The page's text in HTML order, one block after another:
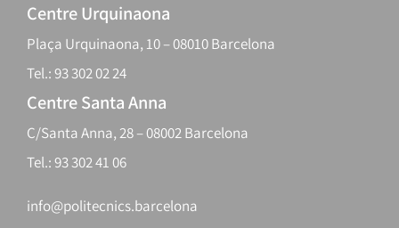
Centre Urquinaona
Plaça Urquinaona, 10 – 08010 Barcelona
Tel.: 93 302 02 24
Centre Santa Anna
C/Santa Anna, 28 – 08002 Barcelona
Tel.: 93 302 41 06
info@politecnics.barcelona